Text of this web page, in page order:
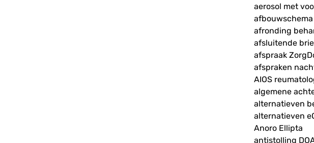
aerosol met
afronding
afsluitende
afspraak
afspraken
AIOS
algemene
alternatieven
alternatieven
Anoro Ellipta
antistolling